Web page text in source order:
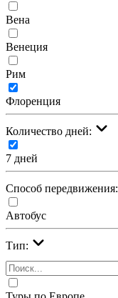
Вена
Венеция
Рим
Флоренция
Количество дней:
7 дней
Cпособ передвижения:
Автобус
Тип: